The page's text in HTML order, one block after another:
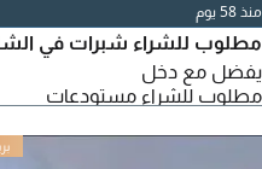
منذ 58 يوم
يفضل مع دخل
مطلوب للشراء مستودعات